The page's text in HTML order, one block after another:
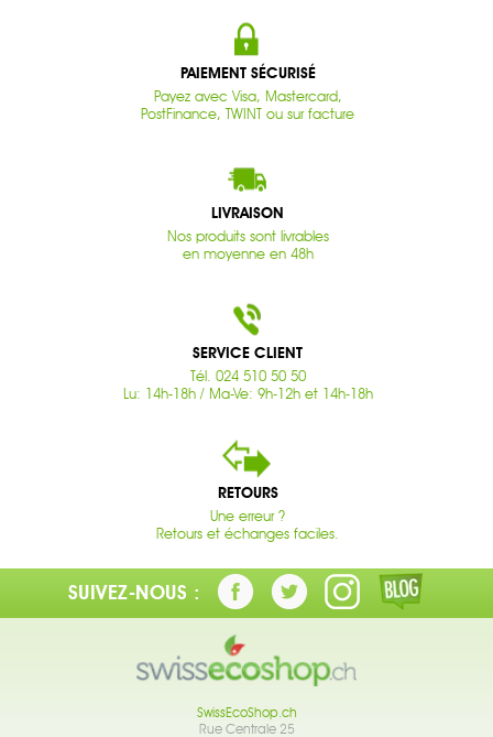
PAIEMENT SÉCURISÉ
Payez avec Visa, Mastercard,
PostFinance, TWINT ou sur facture
LIVRAISON
Nos produits sont livrables
en moyenne en 48h
SERVICE CLIENT
Tél. 024 510 50 50
Lu: 14h-18h / Ma-Ve: 9h-12h et 14h-18h
RETOURS
Une erreur ?
Retours et échanges faciles.
SUIVEZ-NOUS :
SwissEcoShop.ch
Rue Centrale 25